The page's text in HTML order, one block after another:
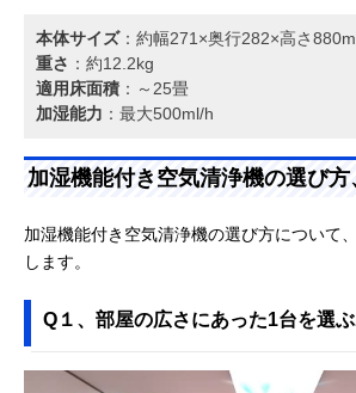
本体サイズ：約幅271×奥行282×高さ
重さ ：約12.2kg
適用床面積 ：～25畳
加湿能力 ：最大500ml/h
加湿機能付き空気清浄機の選び
加湿機能付き空気清浄機の選び方について
します。
Q１、部屋の広さにあった1台を選